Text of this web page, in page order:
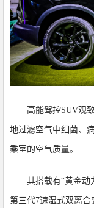
高能驾控SUV观
地过滤空气中细菌、
乘室的空气质量。
其搭载有“黄金动
第三代7速湿式双离